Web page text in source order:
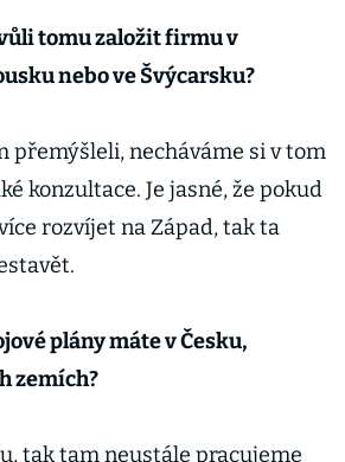
horách, lze na
dotace
tomu založit firmu v
nebo ve Švýcarsku?
přemýšleli, necháváme si v tom
konzultace. Je jasné, že pokud
rozvíjet na Západ, tak ta
plány máte v Česku,
zemích?
tak tam neustále pracujeme